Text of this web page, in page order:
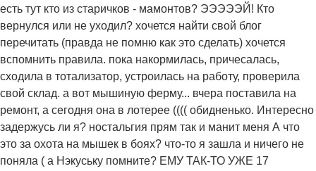
есть тут кто из старичков - мамонтов? ЭЭЭЭЭЙ! Кто
вернулся или не уходил? хочется найти свой блог
перечитать (правда не помню как это сделать) хочется
вспомнить правила. пока накормилась, причесалась,
сходила в тотализатор, устроилась на работу, проверила
свой склад. а вот мышиную ферму... вчера поставила на
ремонт, а сегодня она в лотерее (((( обидненько. Интересно
задержусь ли я? ностальгия прям так и манит меня А что
это за охота на мышек в боях? что-то я зашла и ничего не
поняла ( а Нэкуську помните? ЕМУ ТАК-ТО УЖЕ 17